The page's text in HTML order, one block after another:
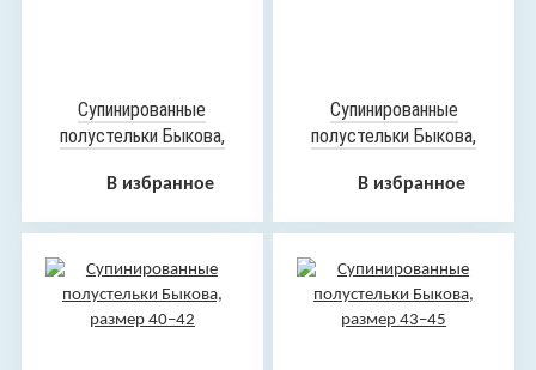
Супинированные
полустельки Быкова,
В избранное
Супинированные
полустельки Быкова,
В избранное